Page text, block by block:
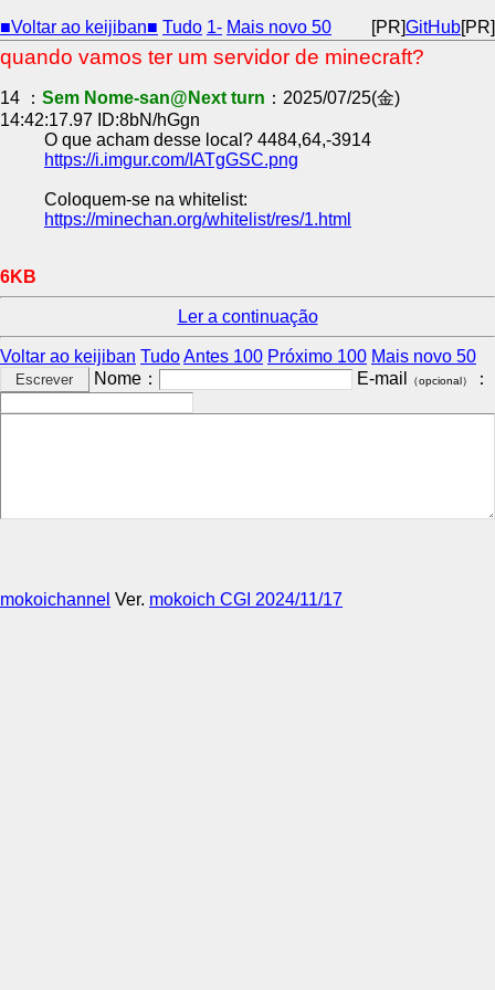
■Voltar ao keijiban■ Tudo 1- Mais novo 50 [PR]GitHub[PR]
quando vamos ter um servidor de minecraft?
14 ： Sem Nome-san@Next turn ：2025/07/25(金)
14:42:17.97 ID:8bN/hGgn
O que acham desse local? 4484,64,-3914
https://i.imgur.com/IATgGSC.png
Coloquem-se na whitelist:
https://minechan.org/whitelist/res/1.html
6KB
Ler a continuação
Voltar ao keijiban TudoAntes 100 Próximo 100 Mais novo 50
Nome：
E-mail （opcional） ：
mokoichannel Ver. mokoich CGI 2024/11/17